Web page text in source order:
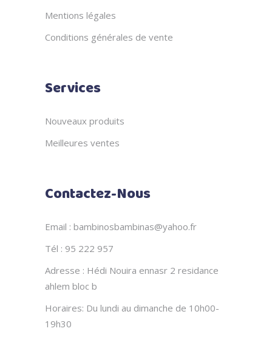
Mentions légales
Conditions générales de vente
Services
Nouveaux produits
Meilleures ventes
Contactez-Nous
Email : bambinosbambinas@yahoo.fr
Tél : 95 222 957
Adresse : Hédi Nouira ennasr 2 residance
ahlem bloc b
Horaires: Du lundi au dimanche de 10h00-
19h30